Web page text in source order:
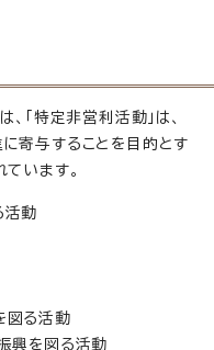
「特定非営利活動」は、
寄与することを目的とす
います。
活動
図る活動
興を図る活動